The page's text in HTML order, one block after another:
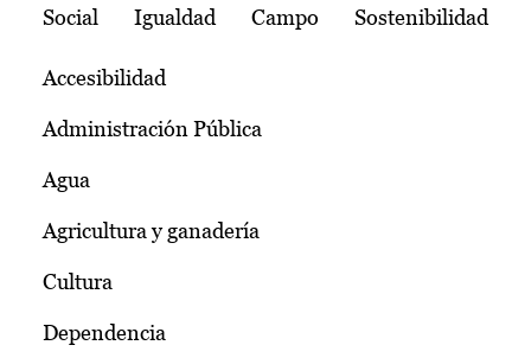
Social Igualdad Campo Sostenibilidad
Accesibilidad
Administración Pública
Agua
Agricultura y ganadería
Cultura
Dependencia